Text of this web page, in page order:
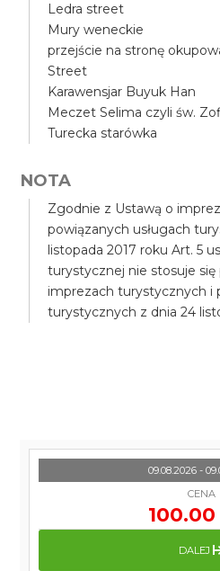
Ledra street
Mury weneckie
przejście na stronę
Street
Karawensjar Buyuk Han
Meczet Selima czyli św.
Turecka starówka
NOTA
Zgodnie z Ustawą o
powiązanych usługach
listopada 2017 roku Art. 5
turystycznej nie stosuje
imprezach turystycznych i
turystycznych z dnia 24
09.08.2026 -
CENA
100.00
DALEJ